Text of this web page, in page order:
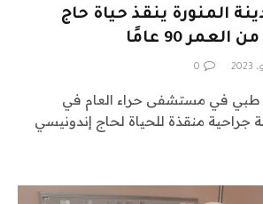
المنورة ينقذ حياة حاج
90 عامًا
0
طبي في مستشفى حراء العام في
جراحية منقذة للحياة لحاج إندونيسي